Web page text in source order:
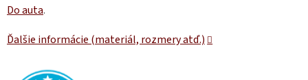
Do auta.
Ďalšie informácie (materiál, rozmery atď.)